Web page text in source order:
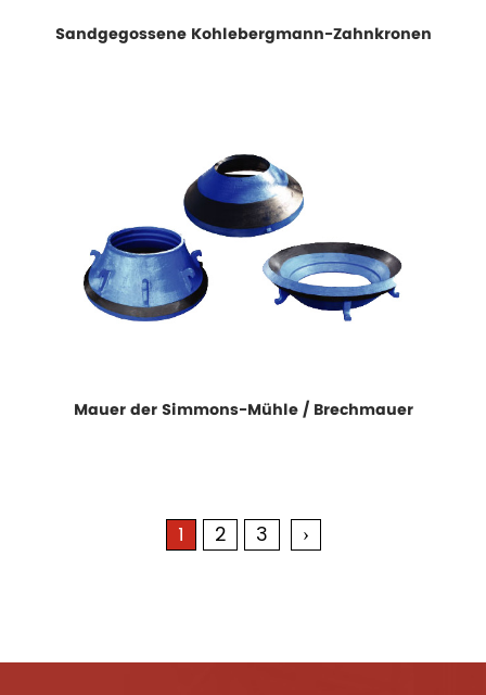
Sandgegossene Kohlebergmann-Zahnkronen
Mauer der Simmons-Mühle / Brechmauer
1 2 3 ›